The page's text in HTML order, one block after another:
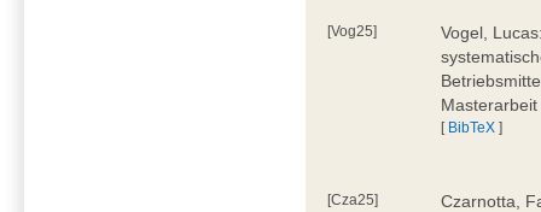
[Vog25]
Vogel,
[ BibTeX ]
[Cza25]
Czarnotta,